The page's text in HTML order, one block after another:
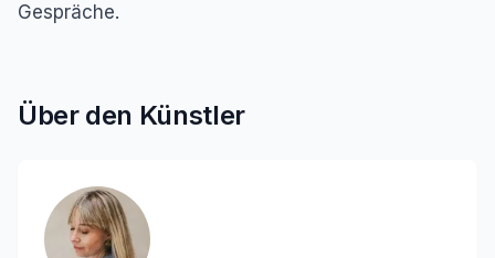
Gespräche.
Über den Künstler